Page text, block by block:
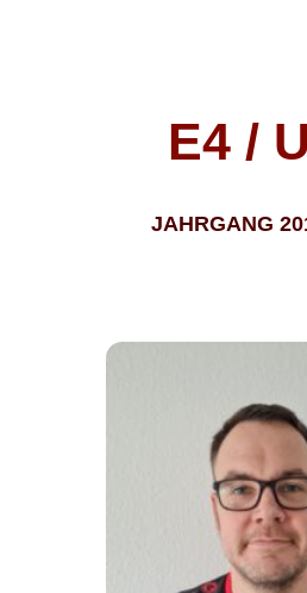
E4 /
JAHRGANG